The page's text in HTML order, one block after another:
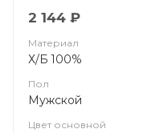
2 144 ₽
Материал
Х/Б 100%
Пол
Мужской
Цвет основной